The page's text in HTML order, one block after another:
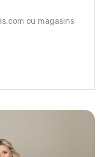
ou magasins